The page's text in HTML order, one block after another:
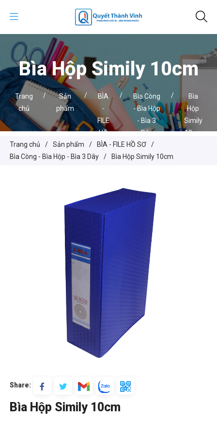
Bìa Hộp Simily 10cm
Trang
chủ
/
Sản
phẩm
/
BÌA
-
FILE
HỒ
SƠ
/
Bìa Còng
- Bìa Hộp
- Bìa 3
Dây
/
Bìa
Hộp
Simily
10cm
Trang chủ
/ Sản phẩm / BÌA - FILE HỒ SƠ
/
Bìa Còng - Bìa Hộp - Bìa 3 Dây
/ Bìa Hộp Simily 10cm
Share:
Bìa Hộp Simily 10cm